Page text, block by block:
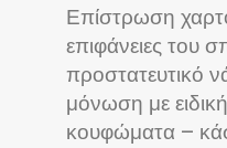
Επίστρωση
επιφάνειες του
προστατευτικό
μόνωση με
κουφώματα –